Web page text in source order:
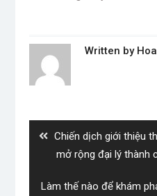
Written by
Previous
post:
Chiến dịch giới thiệu
mở rộng đại lý thành
Next
Làm thế nào để khám